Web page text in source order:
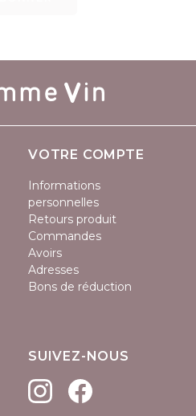
VOTRE COMPTE
Informations
personnelles
Retours produit
Commandes
Avoirs
Adresses
Bons de réduction
SUIVEZ-NOUS